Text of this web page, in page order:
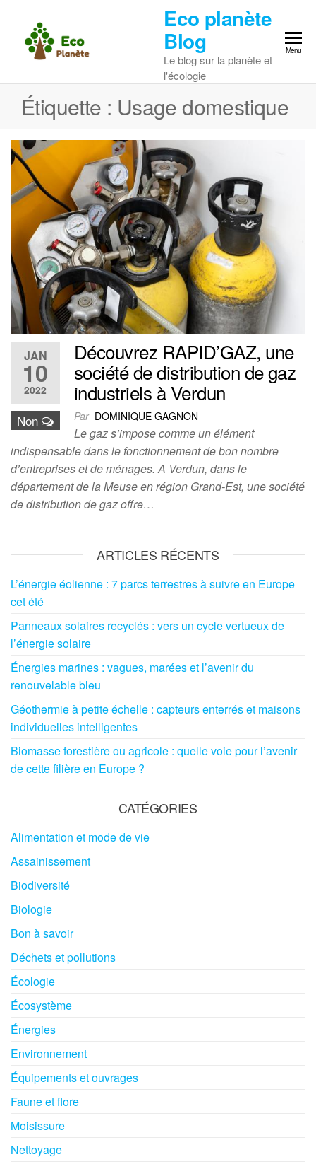
content
Eco planète
Blog
Le blog sur la planète et
l'écologie
Menu
Étiquette : Usage domestique
JAN
10
2022
Non
Découvrez RAPID’GAZ, une
société de distribution de gaz
industriels à Verdun
Par DOMINIQUE GAGNON
Le gaz s’impose comme un élément
indispensable dans le fonctionnement de bon nombre
d’entreprises et de ménages. A Verdun, dans le
département de la Meuse en région Grand-Est, une société
de distribution de gaz offre…
ARTICLES RÉCENTS
L’énergie éolienne : 7 parcs terrestres à suivre en Europe
cet été
Panneaux solaires recyclés : vers un cycle vertueux de
l’énergie solaire
Énergies marines : vagues, marées et l’avenir du
renouvelable bleu
Géothermie à petite échelle : capteurs enterrés et maisons
individuelles intelligentes
Biomasse forestière ou agricole : quelle voie pour l’avenir
de cette filière en Europe ?
CATÉGORIES
Alimentation et mode de vie
Assainissement
Biodiversité
Biologie
Bon à savoir
Déchets et pollutions
Écologie
Écosystème
Énergies
Environnement
Équipements et ouvrages
Faune et flore
Moisissure
Nettoyage